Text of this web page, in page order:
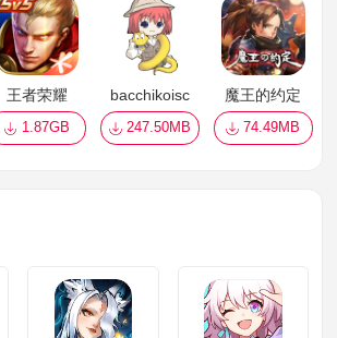
王者荣耀
1.87GB
bacchikoisc
247.50MB
魔王的约定
74.49MB